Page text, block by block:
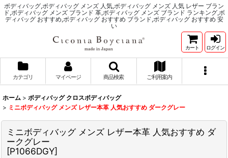
ボディバッグ,ボディバッグ メンズ 人気,ボディバッグ メンズ 人気 レザー ブラン
ド,ボディバッグ メンズ ブランド 革,ボディバッグ メンズ ブランド ランキング,ボ
ディバッグ おすすめ,ボディバッグ おすすめ ブランド,ボディバッグ おすすめ 安
い
カート ログイン
カテゴリ マイページ 商品検索 ご利用案内
ホーム > ボディバッグ クロスボディバッグ
> ミニボディバッグ メンズ レザー本革 人気おすすめ ダークグレー
ミニボディバッグ メンズ レザー本革 人気おすすめ ダ
ークグレー
[P1066DGY]